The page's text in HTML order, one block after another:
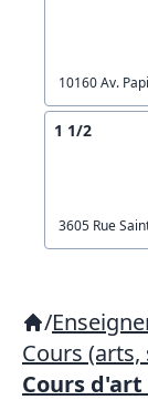
10160 Av.
1 1/2
3605 Rue
/
Cours
Cours